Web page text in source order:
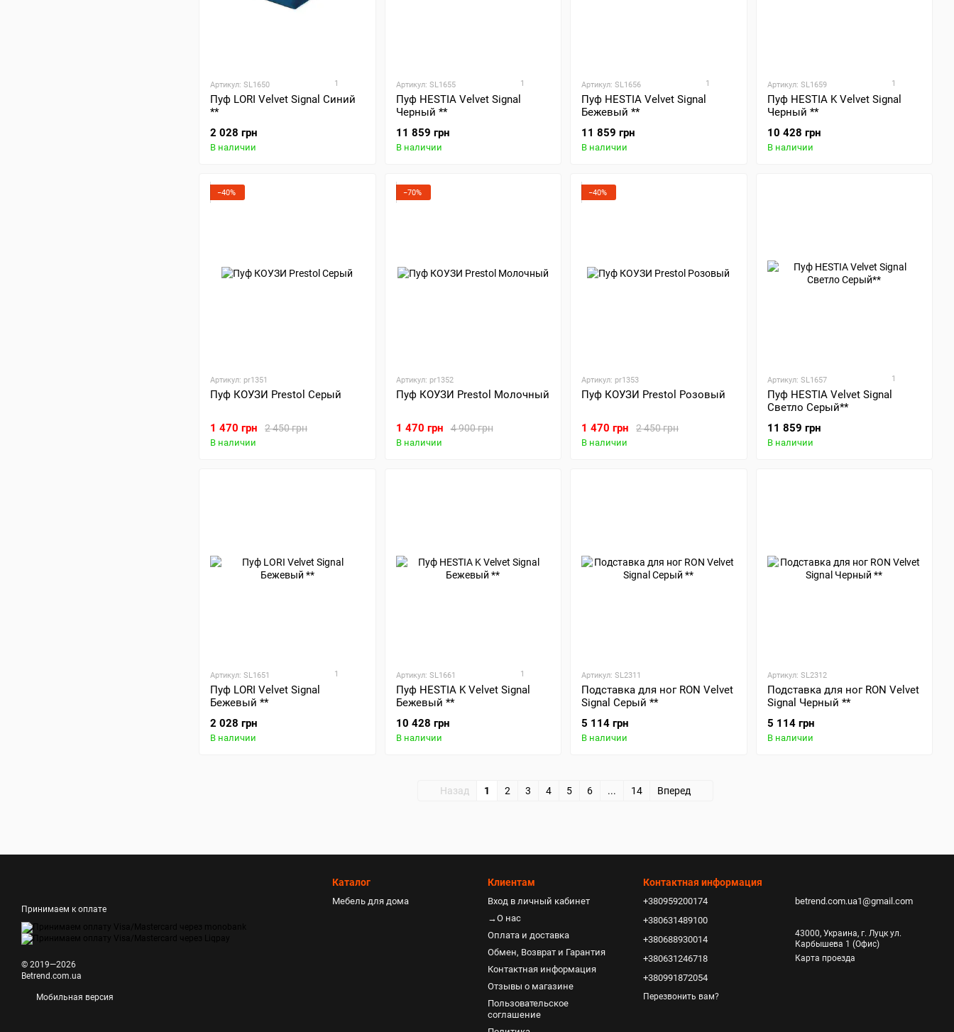
Артикул: SL1650 1
Пуф LORI Velvet Signal Синий
**
2 028 грн
В наличии
Артикул: SL1655 1
Пуф HESTIA Velvet Signal
Черный **
11 859 грн
В наличии
Артикул: SL1656 1
Пуф HESTIA Velvet Signal
Бежевый **
11 859 грн
В наличии
Артикул: SL1659 1
Пуф HESTIA K Velvet Signal
Черный **
10 428 грн
В наличии
−40%
Артикул: pr1351
Пуф КОУЗИ Prestol Серый
2 450 грн
1 470 грн
В наличии
−70%
Артикул: pr1352
Пуф КОУЗИ Prestol Молочный
4 900 грн
1 470 грн
В наличии
−40%
Артикул: pr1353
Пуф КОУЗИ Prestol Розовый
2 450 грн
1 470 грн
В наличии
Артикул: SL1657 1
Пуф HESTIA Velvet Signal
Светло Серый**
11 859 грн
В наличии
Артикул: SL1651 1
Пуф LORI Velvet Signal
Бежевый **
2 028 грн
В наличии
Артикул: SL1661 1
Пуф HESTIA K Velvet Signal
Бежевый **
10 428 грн
В наличии
Артикул: SL2311
Подставка для ног RON Velvet
Signal Серый **
5 114 грн
В наличии
Артикул: SL2312
Подставка для ног RON Velvet
Signal Черный **
5 114 грн
В наличии
Назад 1 2 3 4 5 6 ... 14 Вперед
Принимаем к оплате
© 2019—2026
Betrend.com.ua
Мобильная версия
Каталог
Мебель для дома
Клиентам
Вход в личный кабинет
→О нас
Оплата и доставка
Обмен, Возврат и Гарантия
Контактная информация
Отзывы о магазине
Пользовательское
соглашение
Контактная информация
+380959200174
+380631489100
+380688930014
+380631246718
+380991872054
Перезвонить вам?
betrend.com.ua1@gmail.com
43000, Украина, г. Луцк ул.
Карбышева 1 (Офис)
Карта проезда